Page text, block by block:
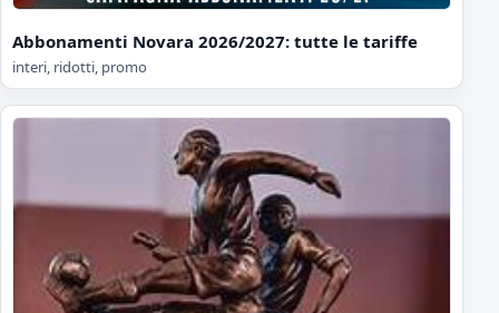
Abbonamenti Novara 2026/2027: tutte le tariffe
interi, ridotti, promo